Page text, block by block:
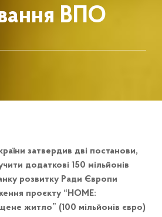
ВПО
затвердив дві постанови,
додаткові 150 мільйонів
розвитку Ради Європи
проєкту “HOME:
житло” (100 мільйонів євро)